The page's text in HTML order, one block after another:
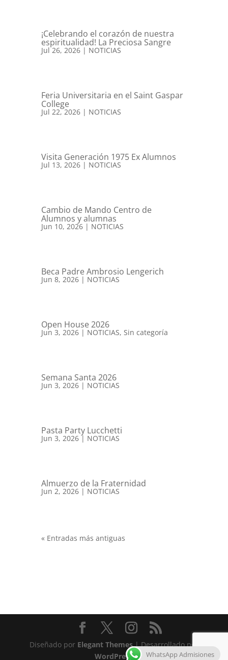
¡Celebrando el corazón de nuestra
espiritualidad! La Preciosa Sangre
Jul 26, 2026| NOTICIAS
Feria Universitaria en el Saint Gaspar
College
Jul 22, 2026| NOTICIAS
Visita Generación 1975 Ex Alumnos
Jul 13, 2026| NOTICIAS
Cambio de Mando Centro de
Alumnos y alumnas
Jun 10, 2026| NOTICIAS
Beca Padre Ambrosio Lengerich
Jun 8, 2026| NOTICIAS
Open House 2026
Jun 3, 2026| NOTICIAS, Sin categoría
Semana Santa 2026
Jun 3, 2026| NOTICIAS
Pasta Party Lucchetti
Jun 3, 2026| NOTICIAS
Almuerzo de la Fraternidad
Jun 2, 2026| NOTICIAS
« Entradas más antiguas
Diseñado por Elegant Themes| Desarrollado por
WordPress
WhatsApp Admisiones